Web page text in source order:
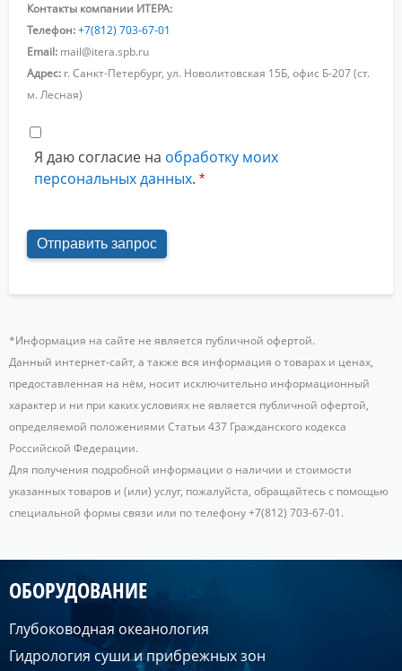
Контакты компании ИТЕРА:
Телефон:+7(812) 703-67-01
Email: mail@itera.spb.ru
Адрес: г. Санкт-Петербург, ул. Новолитовская 15Б, офис Б-207 (ст.
м. Лесная)
Я даю согласие на обработку моих
персональных данных.
*Информация на сайте не является публичной офертой.
Данный интернет-сайт, а также вся информация о товарах и ценах,
предоставленная на нём, носит исключительно информационный
характер и ни при каких условиях не является публичной офертой,
определяемой положениями Статьи 437 Гражданского кодекса
Российской Федерации.
Для получения подробной информации о наличии и стоимости
указанных товаров и (или) услуг, пожалуйста, обращайтесь с помощью
специальной формы связи или по телефону +7(812) 703-67-01.
ОБОРУДОВАНИЕ
Глубоководная океанология
Гидрология суши и прибрежных зон